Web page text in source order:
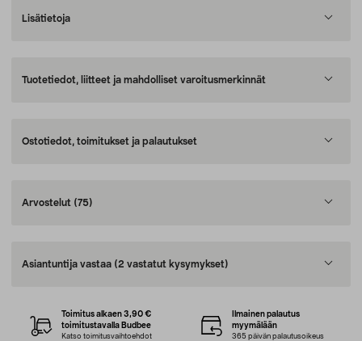
Lisätietoja
Tuotetiedot, liitteet ja mahdolliset varoitusmerkinnät
Ostotiedot, toimitukset ja palautukset
Arvostelut (75)
Asiantuntija vastaa (2 vastatut kysymykset)
Toimitus alkaen 3,90 €
toimitustavalla Budbee
Katso toimitusvaihtoehdot
Ilmainen palautus
myymälään
365 päivän palautusoikeus